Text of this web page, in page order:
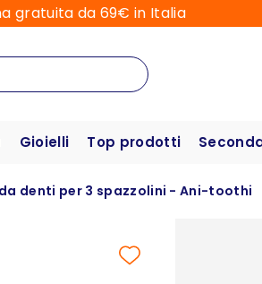
gratuita da 69€ in Italia
Gioielli Top prodotti
denti per 3 spazzolini - Ani-toothi